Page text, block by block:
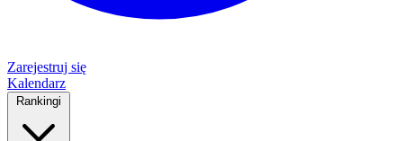
Zarejestruj się
Kalendarz
Rankingi